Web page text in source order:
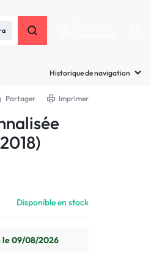
Historique de navigation
Partager Imprimer
Disponible en stock
le 09/08/2026